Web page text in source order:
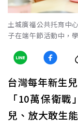
土城廣福公共托育中
子在端午節活動中，
台灣每年新生
「10萬保衛
兒、放大敢生